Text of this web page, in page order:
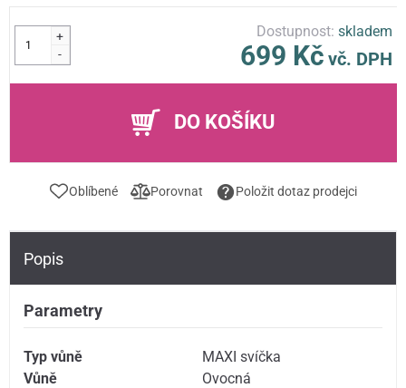
+
-
Dostupnost:skladem
699 Kč vč. DPH
DO KOŠÍKU
Oblíbené Porovnat Položit dotaz prodejci
Popis
Parametry
Typ vůně
MAXI svíčka
Vůně
Ovocná